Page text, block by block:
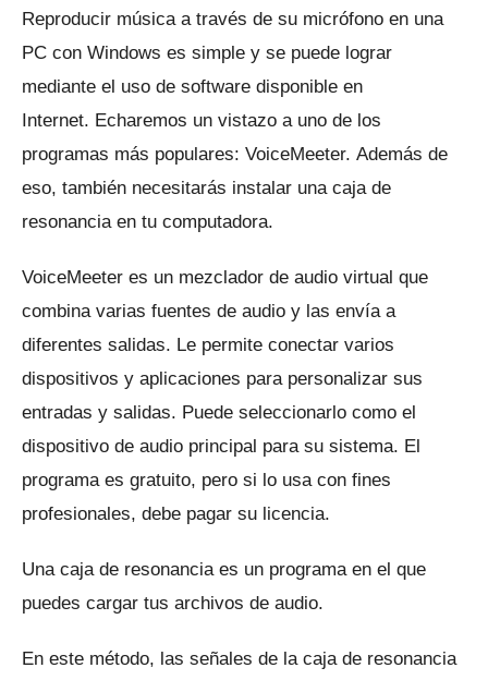
Reproducir música a través de su micrófono en una
PC con Windows es simple y se puede lograr
mediante el uso de software disponible en
Internet. Echaremos un vistazo a uno de los
programas más populares: VoiceMeeter. Además de
eso, también necesitarás instalar una caja de
resonancia en tu computadora.
VoiceMeeter es un mezclador de audio virtual que
combina varias fuentes de audio y las envía a
diferentes salidas. Le permite conectar varios
dispositivos y aplicaciones para personalizar sus
entradas y salidas. Puede seleccionarlo como el
dispositivo de audio principal para su sistema. El
programa es gratuito, pero si lo usa con fines
profesionales, debe pagar su licencia.
Una caja de resonancia es un programa en el que
puedes cargar tus archivos de audio.
En este método, las señales de la caja de resonancia